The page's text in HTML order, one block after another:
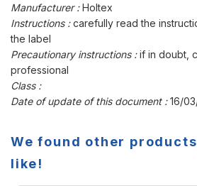
Manufacturer :Holtex
Instructions :carefully read the
the label
Precautionary instructions :if in doubt,
professional
Class :
Date of update of this document :16/
We found other
like!